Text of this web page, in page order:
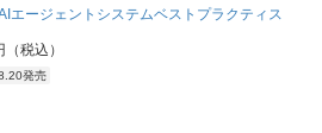
エージェントシステムベストプラクティス
税込）
発売